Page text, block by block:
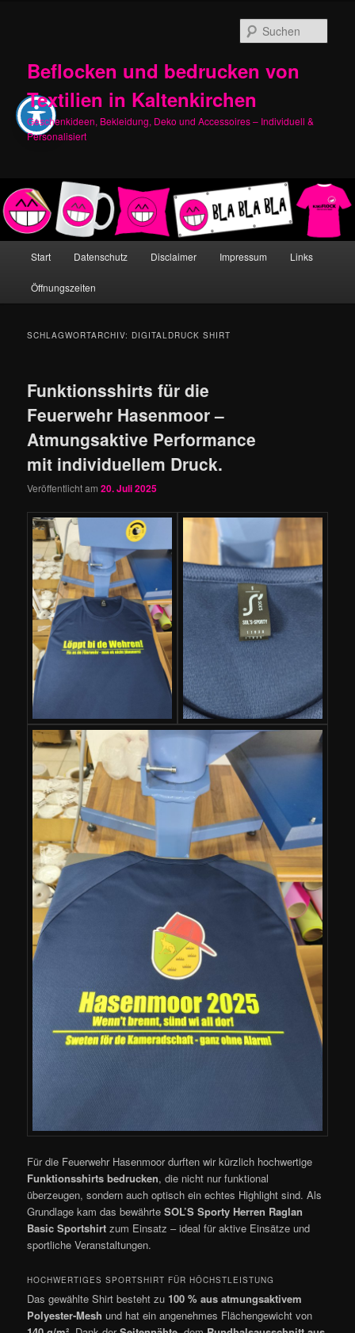
Beflocken und bedrucken von
Textilien in Kaltenkirchen
Geschenkideen, Bekleidung, Deko und Accessoires – Individuell &
Personalisiert
Start Datenschutz Disclaimer Impressum Links
Öffnungszeiten
SCHLAGWORTARCHIV: DIGITALDRUCK SHIRT
Funktionsshirts für die
Feuerwehr Hasenmoor –
Atmungsaktive Performance
mit individuellem Druck.
Veröffentlicht am20. Juli 2025
Für die Feuerwehr Hasenmoor durften wir kürzlich hochwertige
Funktionsshirts bedrucken, die nicht nur funktional
überzeugen, sondern auch optisch ein echtes Highlight sind. Als
Grundlage kam das bewährteSOL’S Sporty Herren Raglan
Basic Sportshirt zum Einsatz – ideal für aktive Einsätze und
sportliche Veranstaltungen.
HOCHWERTIGES SPORTSHIRT FÜR HÖCHSTLEISTUNG
Das gewählte Shirt besteht zu 100 % aus atmungsaktivem
Polyester-Mesh und hat ein angenehmes Flächengewicht von